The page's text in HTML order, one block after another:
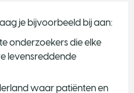
je bijvoorbeeld bij aan:
onderzoekers die elke
levensreddende
waar patiënten en